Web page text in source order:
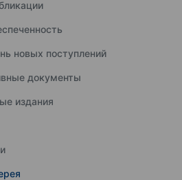
новых поступлений
документы
издания